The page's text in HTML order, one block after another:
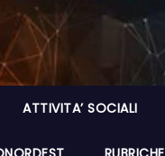
ATTIVITA’ SOCIALI